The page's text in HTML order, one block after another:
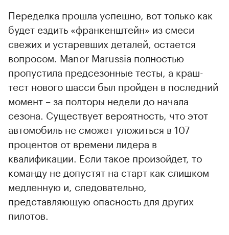
Переделка прошла успешно, вот только как
будет ездить «франкенштейн» из смеси
свежих и устаревших деталей, остается
вопросом. Manor Marussia полностью
пропустила предсезонные тесты, а краш-
тест нового шасси был пройден в последний
момент – за полторы недели до начала
сезона. Существует вероятность, что этот
автомобиль не сможет уложиться в 107
процентов от времени лидера в
квалификации. Если такое произойдет, то
команду не допустят на старт как слишком
медленную и, следовательно,
представляющую опасность для других
пилотов.